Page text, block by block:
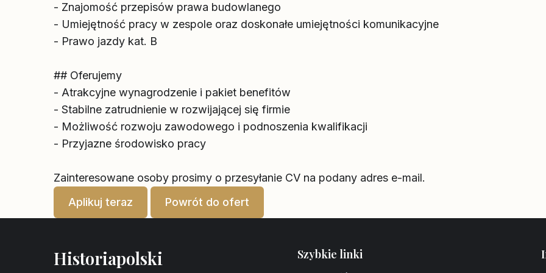
- Znajomość przepisów prawa budowlanego
- Umiejętność pracy w zespole oraz doskonałe umiejętności komunikacyjne
- Prawo jazdy kat. B
## Oferujemy
- Atrakcyjne wynagrodzenie i pakiet benefitów
- Stabilne zatrudnienie w rozwijającej się firmie
- Możliwość rozwoju zawodowego i podnoszenia kwalifikacji
- Przyjazne środowisko pracy
Zainteresowane osoby prosimy o przesyłanie CV na podany adres e-mail.
Aplikuj teraz
Powrót do ofert
Historiapolski Szybkie linki